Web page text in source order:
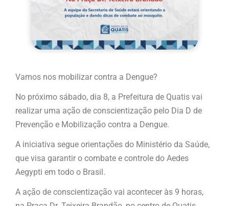
Vamos nos mobilizar contra a Dengue?
No próximo sábado, dia 8, a Prefeitura de Quatis vai
realizar uma ação de conscientização pelo Dia D de
Prevenção e Mobilização contra a Dengue.
A iniciativa segue orientações do Ministério da Saúde,
que visa garantir o combate e controle do Aedes
Aegypti em todo o Brasil.
A ação de conscientização vai acontecer às 9 horas,